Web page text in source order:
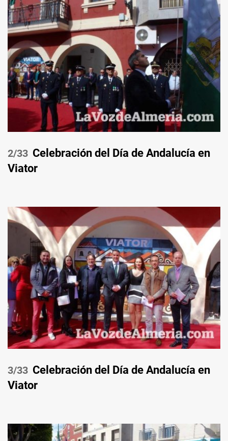
/33 Celebración del Día de Andalucía en
Viator
/33 Celebración del Día de Andalucía en
Viator